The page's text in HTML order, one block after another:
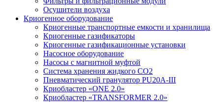
Осушители воздуха
Криогенное оборудование
Криогенные транспортные емкости и хранилища
Криогенные газификаторы
Криогенные газификационные установки
Насосное оборудование
Насосы с магнитной муфтой
Система хранения жидкого CO2
Пневматический гранулятор PU20A-III
Криобластер «ONE 2.0»
Криобластер «TRANSFORMER 2.0»